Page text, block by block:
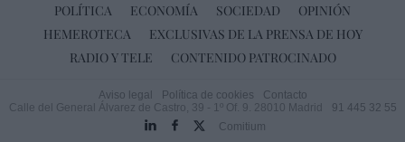
POLÍTICA ECONOMÍA SOCIEDAD
OPINIÓN
HEMEROTECA
EXCLUSIVAS DE LA PRENSA DE HOY
RADIO Y TELE
CONTENIDO PATROCINADO
Aviso legal Política de cookies
Contacto
Calle del General Álvarez de Castro, 39 - 1º Of. 9. 28010 Madrid
91 445 32 55
Comitium